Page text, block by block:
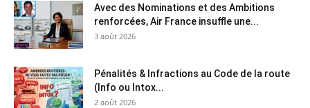
Avec des Nominations et des Ambitions
renforcées, Air France insuffle une...
3 août 2026
Pénalités & Infractions au Code de la route
(Info ou Intox...
2 août 2026